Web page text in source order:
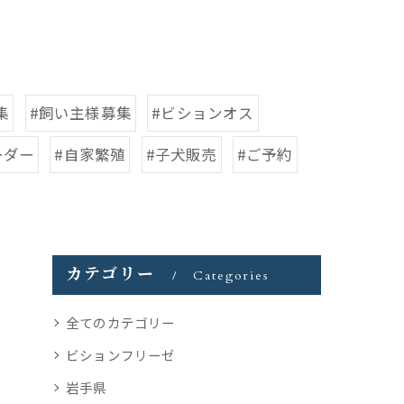
#飼い主様募集
#ビションオス
ー #自家繁殖 #子犬販売
#ご予約
カテゴリー Categories
全てのカテゴリー
ビションフリーゼ
岩手県